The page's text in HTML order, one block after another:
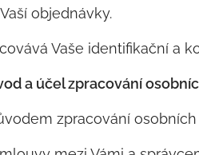
objednávky.
Vaše identifikační a
a účel zpracování
zpracování